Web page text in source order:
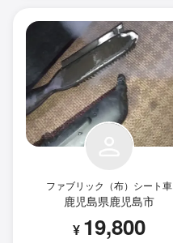
ファブリック（布）シート車
鹿児島県鹿児島市
¥ 19,800